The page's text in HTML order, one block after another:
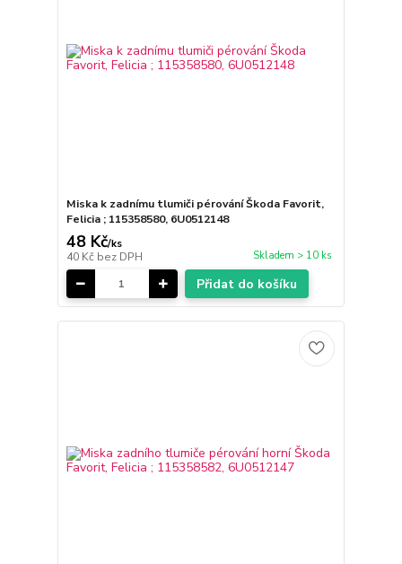
Miska k zadnímu tlumiči pérování Škoda Favorit,
Felicia ; 115358580, 6U0512148
48 Kč/ks
40 Kč bez DPH Skladem > 10 ks
Přidat do košíku